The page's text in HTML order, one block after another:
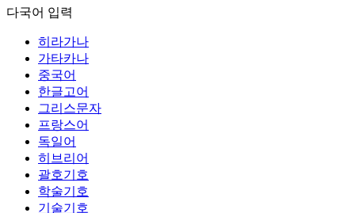
다국어 입력
히라가나
가타카나
중국어
한글고어
그리스문자
프랑스어
독일어
히브리어
괄호기호
학술기호
기술기호